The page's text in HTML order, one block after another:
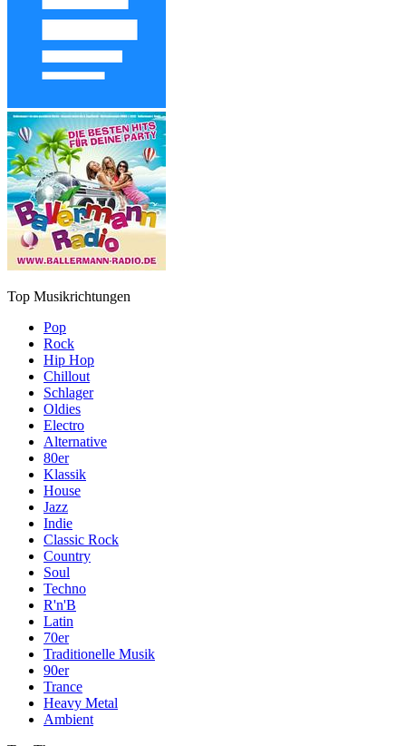
Top Musikrichtungen
Pop
Rock
Hip Hop
Chillout
Schlager
Oldies
Electro
Alternative
80er
Klassik
House
Jazz
Indie
Classic Rock
Country
Soul
Techno
R'n'B
Latin
70er
Traditionelle Musik
90er
Trance
Heavy Metal
Ambient